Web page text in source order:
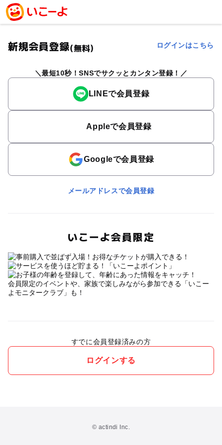
新規会員登録(無料) ログインはこちら
最短10秒！SNSでサクッとカンタン登録！
LINEで会員登録
Appleで会員登録
Googleで会員登録
メールアドレスで会員登録
いこーよ会員限定
会員限定のイベントや、家族で楽しみながら参加できる「いこー
よモニタークラブ」も！
すでに会員登録済みの方
ログインする
© actindi Inc.